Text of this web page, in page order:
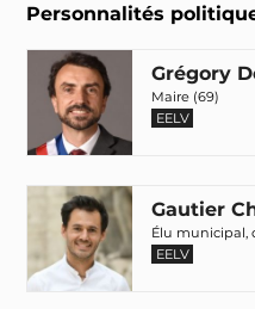
Personnalités
Grégory
Maire (69)
EELV
Gautier
Élu municipal,
EELV